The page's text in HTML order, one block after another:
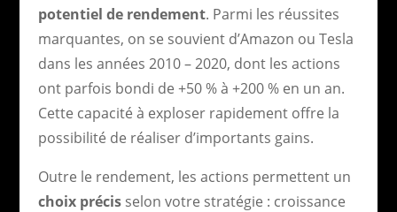
potentiel de rendement. Parmi les réussites
marquantes, on se souvient d’Amazon ou Tesla
dans les années 2010 – 2020, dont les actions
ont parfois bondi de +50 % à +200 % en un an.
Cette capacité à exploser rapidement offre la
possibilité de réaliser d’importants gains.
Outre le rendement, les actions permettent un
choix précisselon votre stratégie : croissance